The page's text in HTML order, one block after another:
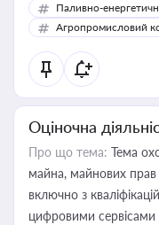
Паливно-
Агропромисловий
Оціночна
Про що тема: Тема
майна, майнових прав
включно з
цифровими сервісами